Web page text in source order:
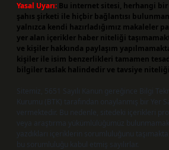
Yasal Uyarı: Bu internet sitesi, herhangi
şahıs şirketi ile hiçbir bağlantısı
yalnızca kendi hazırladığımız makaleler
yer alan içerikler haber niteliği
ve kişiler hakkında paylaşım
kişiler ile isim benzerlikleri tamamen
bilgiler taslak halindedir ve tavsiye niteliği
Sitemiz, 5651 Sayılı Kanun gereğince Bilgi
Kurumu (BTK) tarafından onaylanmış bir Yer
vermektedir. Bu nedenle, sitedeki içerikleri
veya araştırma yükümlülüğümüz
yazdıkları içeriklerin sorumluluğunu
bu sorumluluğu kabul etmiş sayılırlar.